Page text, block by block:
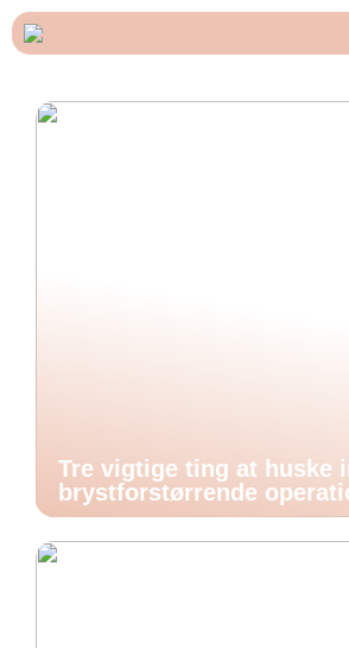
Tre vigtige ting at huske
brystforstørrende